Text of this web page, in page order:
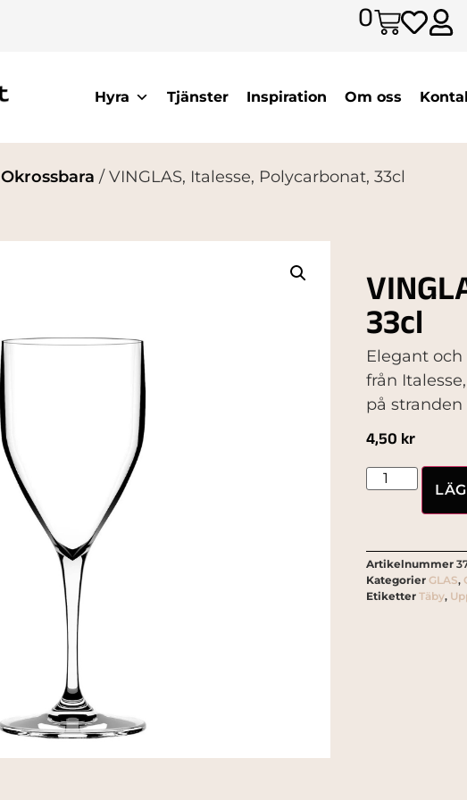
0
Hyra Tjänster Inspiration Om oss
Okrossbara / VINGLAS, Italesse, Polycarbonat, 33cl
33cl
Elegant
från
på
4,50 kr
Artikelnummer
Kategorier GLAS,
Etiketter Täby,